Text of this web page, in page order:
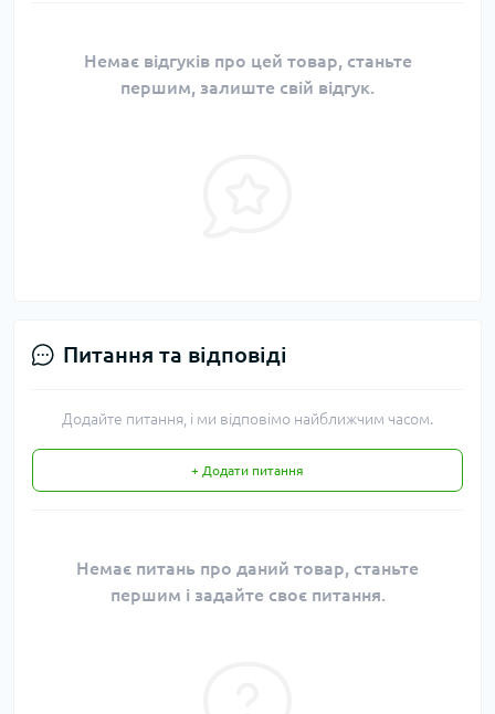
Немає відгуків про цей товар, станьте
першим, залиште свій відгук.
Питання та відповіді
Додайте питання, і ми відповімо найближчим часом.
+ Додати питання
Немає питань про даний товар, станьте
першим і задайте своє питання.